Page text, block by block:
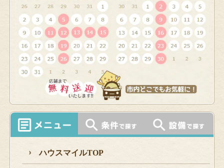
ハウスマイルTOP